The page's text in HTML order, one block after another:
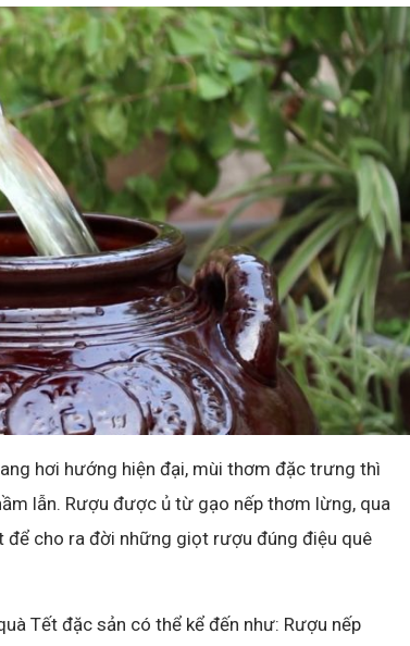
hơi hướng hiện đại, mùi thơm đặc trưng thì
lẫn. Rượu được ủ từ gạo nếp thơm lừng, qua
cho ra đời những giọt rượu đúng điệu quê
Tết đặc sản có thể kể đến như: Rượu nếp
trên
BNC – Giải chạy mở rộng lần thứ nhất